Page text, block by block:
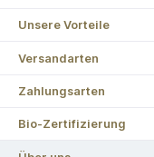
Unsere Vorteile
Versandarten
Zahlungsarten
Bio-Zertifizierung